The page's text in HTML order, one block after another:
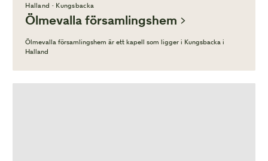
Halland · Kungsbacka
Ölmevalla församlingshem
Ölmevalla församlingshem är ett kapell som ligger i Kungsbacka i
Halland